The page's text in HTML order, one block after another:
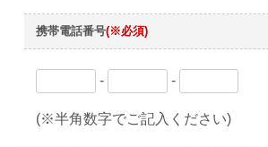
携帯電話番号(※必須)
- -
(※半角数字でご記入ください)